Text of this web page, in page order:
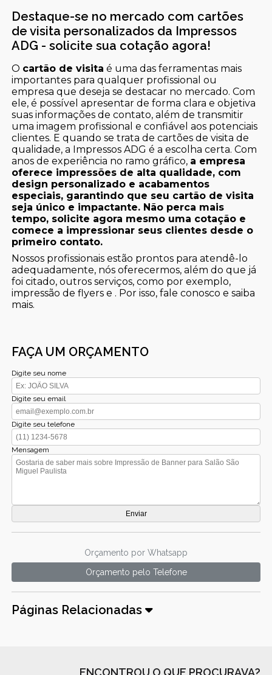
Destaque-se no mercado com cartões
de visita personalizados da Impressos
ADG - solicite sua cotação agora!
O cartão de visita é uma das ferramentas mais
importantes para qualquer profissional ou
empresa que deseja se destacar no mercado. Com
ele, é possível apresentar de forma clara e objetiva
suas informações de contato, além de transmitir
uma imagem profissional e confiável aos potenciais
clientes. E quando se trata de cartões de visita de
qualidade, a Impressos ADG é a escolha certa. Com
anos de experiência no ramo gráfico, a empresa
oferece impressões de alta qualidade, com
design personalizado e acabamentos
especiais, garantindo que seu cartão de visita
seja único e impactante. Não perca mais
tempo, solicite agora mesmo uma cotação e
comece a impressionar seus clientes desde o
primeiro contato.
Nossos profissionais estão prontos para atendê-lo
adequadamente, nós oferecermos, além do que já
foi citado, outros serviços, como por exemplo,
impressão de flyers e . Por isso, fale conosco e saiba
mais.
FAÇA UM ORÇAMENTO
Digite seu nome
Digite seu email
Digite seu telefone
Mensagem
Orçamento por Whatsapp
Orçamento pelo Telefone
Páginas Relacionadas
ENCONTROU O QUE PROCURAVA?